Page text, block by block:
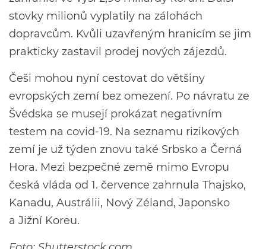
stovky milionů vyplatily na zálohách
dopravcům. Kvůli uzavřeným hranicím se jim
prakticky zastavil prodej nových zájezdů.
Češi mohou nyní cestovat do většiny
evropských zemí bez omezení. Po návratu ze
Švédska se musejí prokázat negativním
testem na covid-19. Na seznamu rizikových
zemí je už týden znovu také Srbsko a Černá
Hora. Mezi bezpečné země mimo Evropu
česká vláda od 1. července zahrnula Thajsko,
Kanadu, Austrálii, Nový Zéland, Japonsko
a Jižní Koreu.